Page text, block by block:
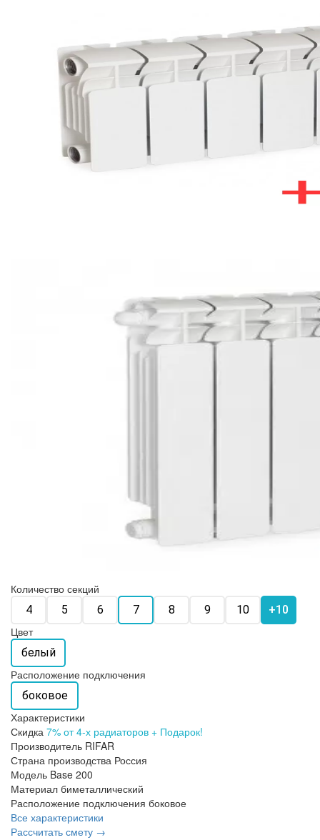
Количество секций
4 5 6 7 8 9 10 +10
Цвет
белый
Расположение подключения
боковое
Характеристики
Скидка 7% от 4-х радиаторов + Подарок!
Производитель RIFAR
Страна производства Россия
Модель Base 200
Материал биметаллический
Расположение подключения боковое
Все характеристики
Рассчитать смету →